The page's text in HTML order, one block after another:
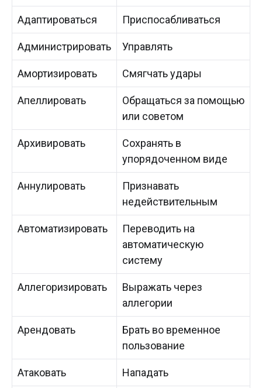
Адаптироваться Приспосабливаться
Администрировать Управлять
Амортизировать Смягчать удары
Апеллировать
Обращаться за помощью
или советом
Архивировать
Сохранять в
упорядоченном виде
Аннулировать
Признавать
недействительным
Автоматизировать
Переводить на
автоматическую
систему
Аллегоризировать
Выражать через
аллегории
Арендовать
Брать во временное
пользование
Атаковать Нападать